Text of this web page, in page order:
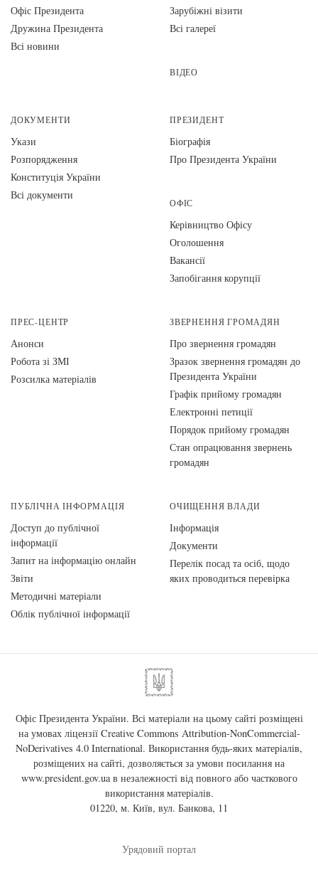
Офіс Президента
Дружина Президента
Всі новини
Зарубіжні візити
Всі галереї
ВІДЕО
ДОКУМЕНТИ
Укази
Розпорядження
Конституція України
Всі документи
ПРЕЗИДЕНТ
Біографія
Про Президента України
ОФІС
Керівництво Офісу
Оголошення
Вакансії
Запобігання корупції
ПРЕС-ЦЕНТР
Анонси
Робота зі ЗМІ
Розсилка матеріалів
ЗВЕРНЕННЯ ГРОМАДЯН
Про звернення громадян
Зразок звернення громадян до
Президента України
Графік прийому громадян
Електронні петиції
Порядок прийому громадян
Стан опрацювання звернень
громадян
ПУБЛІЧНА ІНФОРМАЦІЯ
Доступ до публічної
інформації
Запит на інформацію онлайн
Звіти
Методичні матеріали
Облік публічної інформації
ОЧИЩЕННЯ ВЛАДИ
Інформація
Документи
Перелік посад та осіб, щодо
яких проводиться перевірка
Офіс Президента України. Всі матеріали на цьому сайті розміщені
на умовах ліцензії Creative Commons Attribution-NonCommercial-
NoDerivatives 4.0 International. Використання будь-яких матеріалів,
розміщених на сайті, дозволяється за умови посилання на
www.president.gov.uaв незалежності від повного або часткового
використання матеріалів.
01220, м. Київ, вул. Банкова, 11
Урядовий портал